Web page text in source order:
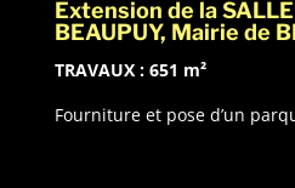
Extension de la
BEAUPUY, Mairie de
TRAVAUX : 651 m²
Fourniture et pose d’un